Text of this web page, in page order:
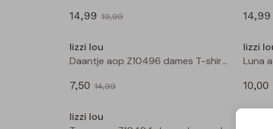
14,99 19,99
14,99
lizzi lou
Daantje aop Z10496 dames T-shirt km Marine
7,50 14,99
lizzi
10,00
lizzi lou